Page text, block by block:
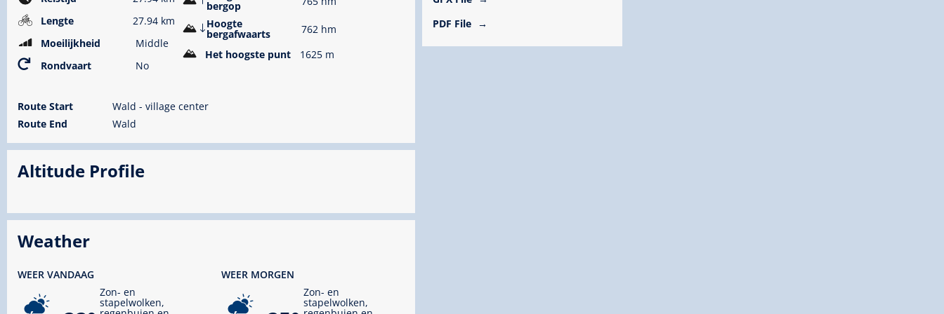
Lengte
27.94 km
Moeilijkheid
Middle
Rondvaart
No
bergop
Hoogte
bergafwaarts
762 hm
Het hoogste punt
1625 m
Route Start
Wald - village center
Route End
Wald
Altitude Profile
Weather
WEER VANDAAG
Zon- en
stapelwolken,
WEER MORGEN
Zon- en
stapelwolken,
PDF File